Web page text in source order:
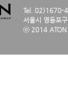
Tel. 02)1670-
서울시 영등포
ⓒ 2014 ATON